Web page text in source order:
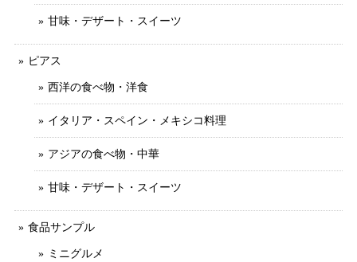
甘味・デザート・スイーツ
ピアス
西洋の食べ物・洋食
イタリア・スペイン・メキシコ料理
アジアの食べ物・中華
甘味・デザート・スイーツ
食品サンプル
ミニグルメ